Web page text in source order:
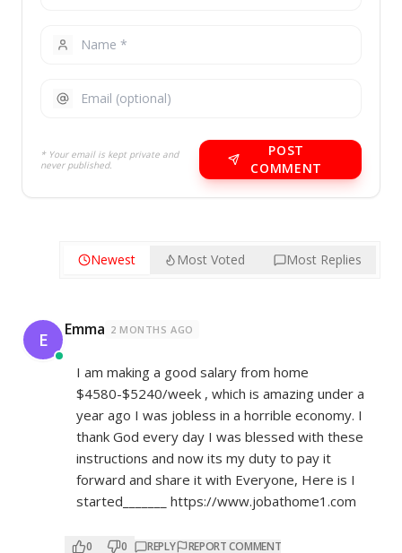
* Your email is kept private and
never published.
POST
COMMENT
Newest Most Voted Most Replies
E Emma 2 MONTHS AGO
I am making a good salary from home
$4580-$5240/week , which is amazing und­er a
year ago I was jobless in a horrible economy. I
thank God every day I was blessed with these
instructions and now its my duty to pay it
forward and share it with Everyone, Here is I
started_______ https://www.jobathome1.com
0 0 REPLY REPORT COMMENT